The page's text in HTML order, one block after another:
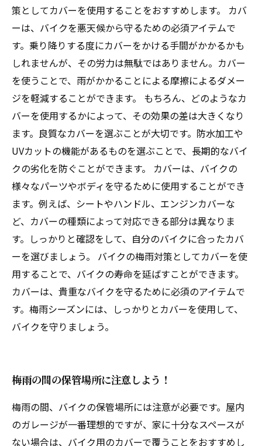
策としてカバーを使用することをおすすめします。 カバ
ーは、バイクを悪天候から守るための必須アイテムで
す。乗り降りする度にカバーをかける手間がかかるかも
しれませんが、その労力は無駄ではありません。カバー
を使うことで、雨がかかることによる摩擦によるダメー
ジを軽減することができます。 もちろん、どのようなカ
バーを使用するかによって、その効果の差は大きくなり
ます。良質なカバーを選ぶことが大切です。防水加工や
UVカットの機能があるものを選ぶことで、長期的なバイ
クの劣化を防ぐことができます。 カバーは、バイクの
様々なパーツやボディを守るために使用することができ
ます。例えば、シートやハンドル、エンジンカバーな
ど、カバーの種類によって対応できる部分は異なりま
す。しっかりと確認をして、自分のバイクに合ったカバ
ーを選びましょう。 バイクの梅雨対策としてカバーを使
用することで、バイクの寿命を延ばすことができます。
カバーは、貴重なバイクを守るために必須のアイテムで
す。梅雨シーズンには、しっかりとカバーを使用して、
バイクを守りましょう。
梅雨の間の保管場所に注意しよう！
梅雨の間、バイクの保管場所には注意が必要です。屋内
のガレージが一番理想的ですが、家に十分なスペースが
ない場合は、バイク用のカバーで覆うことをおすすめし